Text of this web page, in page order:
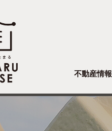
不動産情報